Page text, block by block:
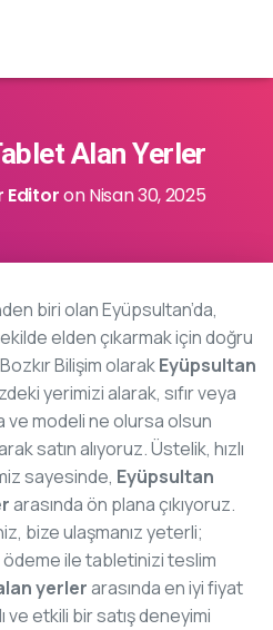
Alan Yerler
EditoronNisan 30, 2025
biri olan Eyüpsultan’da,
elden çıkarmak için doğru
Bilişim olarakEyüpsultan
yerimizi alarak, sıfır veya
ve modeli ne olursa olsun
satın alıyoruz. Üstelik, hızlı
sayesinde, Eyüpsultan
arasında ön plana çıkıyoruz.
bize ulaşmanız yeterli;
ile tabletinizi teslim
yerlerarasında en iyi fiyat
ve etkili bir satış deneyimi